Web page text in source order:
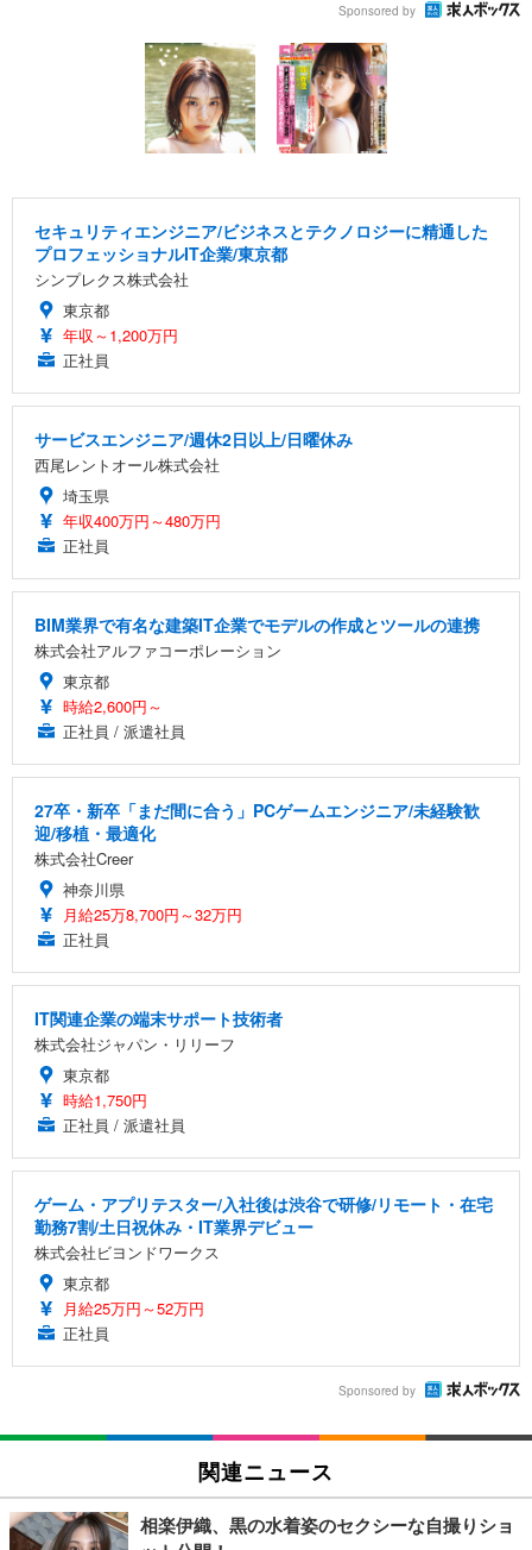
Sponsored by
セキュリティエンジニア/ビジネスとテクノロジーに精通した
プロフェッショナルIT企業/東京都
シンプレクス株式会社
東京都
年収～1,200万円
正社員
サービスエンジニア/週休2日以上/日曜休み
西尾レントオール株式会社
埼玉県
年収400万円～480万円
正社員
BIM業界で有名な建築IT企業でモデルの作成とツールの連携
株式会社アルファコーポレーション
東京都
時給2,600円～
正社員 / 派遣社員
27卒・新卒「まだ間に合う」PCゲームエンジニア/未経験歓
迎/移植・最適化
株式会社Creer
神奈川県
月給25万8,700円～32万円
正社員
IT関連企業の端末サポート技術者
株式会社ジャパン・リリーフ
東京都
時給1,750円
正社員 / 派遣社員
ゲーム・アプリテスター/入社後は渋谷で研修/リモート・在宅
勤務7割/土日祝休み・IT業界デビュー
株式会社ビヨンドワークス
東京都
月給25万円～52万円
正社員
Sponsored by
関連ニュース
相楽伊織、黒の水着姿のセクシーな自撮りショ